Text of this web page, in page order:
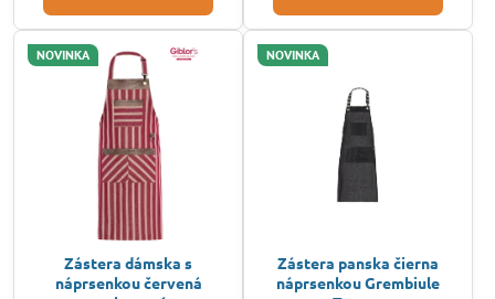
NOVINKA
Zástera dámska s
náprsenkou červená
NOVINKA
Zástera panska čierna
náprsenkou Grembiule